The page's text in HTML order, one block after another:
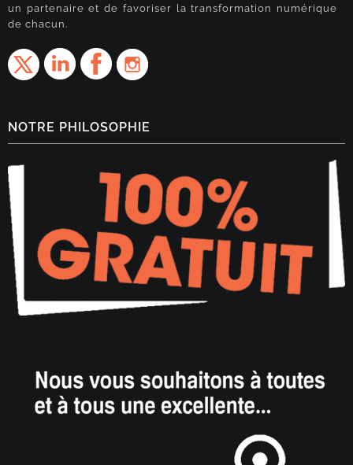
un partenaire et de favoriser la transformation numérique
de chacun.
NOTRE PHILOSOPHIE